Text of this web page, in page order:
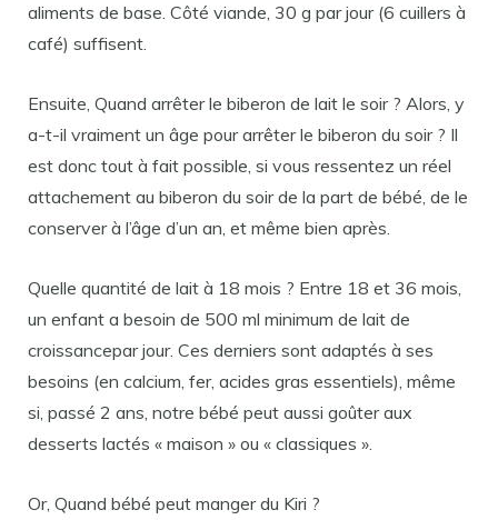
aliments de base. Côté viande, 30 g par jour (6 cuillers à
café) suffisent.
Ensuite, Quand arrêter le biberon de lait le soir ? Alors, y
a-t-il vraiment un âge pour arrêter le biberon du soir ? Il
est donc tout à fait possible, si vous ressentez un réel
attachement au biberon du soir de la part de bébé, de le
conserver à l’âge d’un an, et même bien après.
Quelle quantité de lait à 18 mois ? Entre 18 et 36 mois,
un enfant a besoin de 500 ml minimum de lait de
croissancepar jour. Ces derniers sont adaptés à ses
besoins (en calcium, fer, acides gras essentiels), même
si, passé 2 ans, notre bébé peut aussi goûter aux
desserts lactés « maison » ou « classiques ».
Or, Quand bébé peut manger du Kiri ?